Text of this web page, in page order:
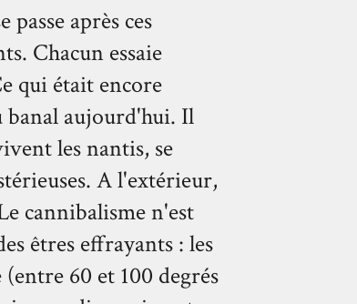
après ces
Chacun essaie
qui était encore
banal aujourd'hui. Il
les nantis, se
A l'extérieur,
cannibalisme n'est
êtres effrayants : les
60 et 100 degrés